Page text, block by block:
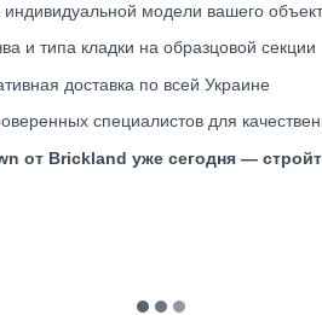
индивидуальной модели вашего
и типа кладки на образцовой секции
доставка по всей Украине
специалистов для
от Brickland уже сегодня —